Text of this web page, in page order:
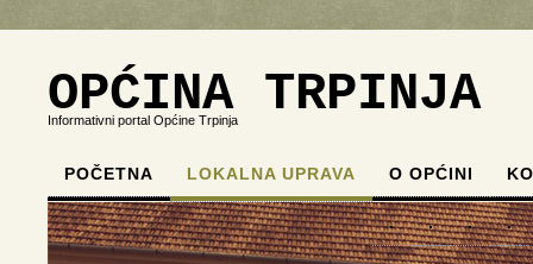
OPĆINA TRPINJA
Informativni portal Općine Trpinja
POČETNA LOKALNA UPRAVA O OPĆINI
. . . .